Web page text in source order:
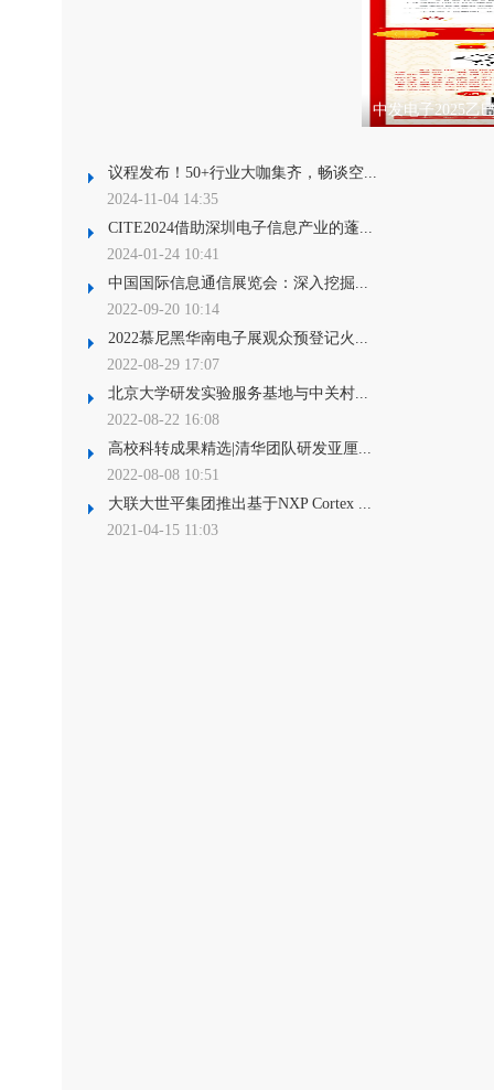
中发电子2025乙
议程发布！50+行业大咖集齐，畅谈空...
2024-11-04 14:35
CITE2024借助深圳电子信息产业的蓬...
2024-01-24 10:41
中国国际信息通信展览会：深入挖掘...
2022-09-20 10:14
2022慕尼黑华南电子展观众预登记火...
2022-08-29 17:07
北京大学研发实验服务基地与中关村...
2022-08-22 16:08
高校科转成果精选|清华团队研发亚厘...
2022-08-08 10:51
大联大世平集团推出基于NXP Cortex ...
2021-04-15 11:03